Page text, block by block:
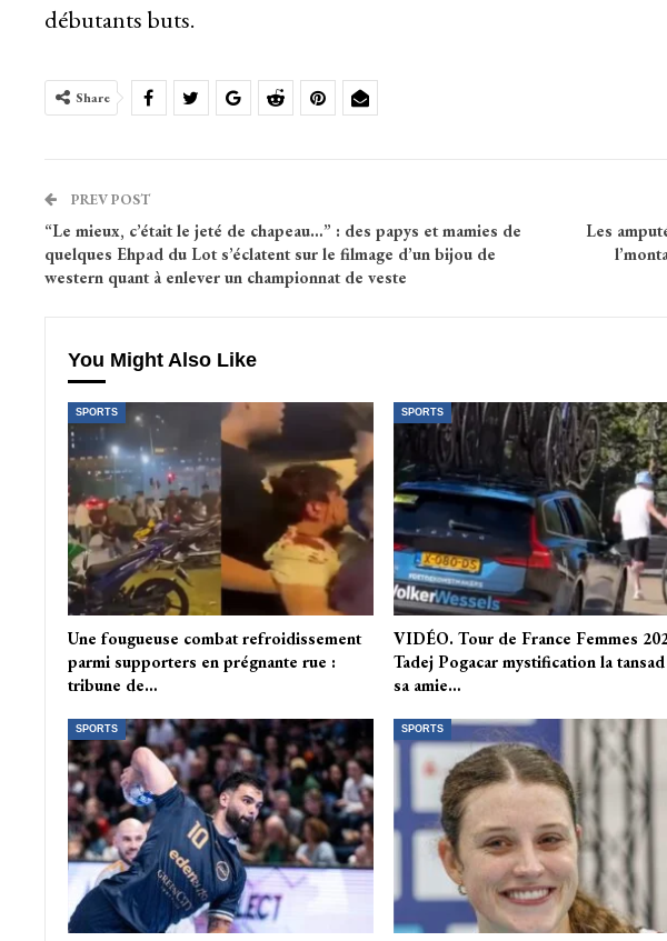
débutants buts.
Share
PREV POST
“Le mieux, c’était le jeté de chapeau…” : des papys et mamies de
quelques Ehpad du Lot s’éclatent sur le filmage d’un bijou de
western quant à enlever un championnat de veste
Les
You Might Also Like
SPORTS
Une fougueuse combat refroidissement
parmi supporters en prégnante rue :
tribune de…
SPORTS
VIDÉO. Tour de France Femmes
Tadej Pogacar mystification la
sa amie…
SPORTS SPORTS